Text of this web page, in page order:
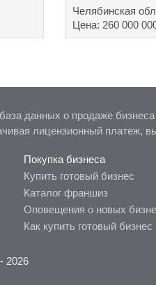
Челябинская
Цена: 260 000
данных о продаже
лицензионный платеж,
Покупка бизнеса
Купить готовый бизнес
Каталог франшиз
Оповещения о новых
Как купить готовый бизнес
2026